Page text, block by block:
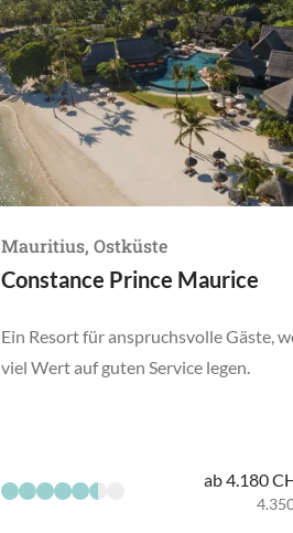
Mauritius, Ostküste
Constance Prince Maurice
Ein Resort für anspruchsvolle Gäste,
viel Wert auf guten Service legen.
ab 4.180